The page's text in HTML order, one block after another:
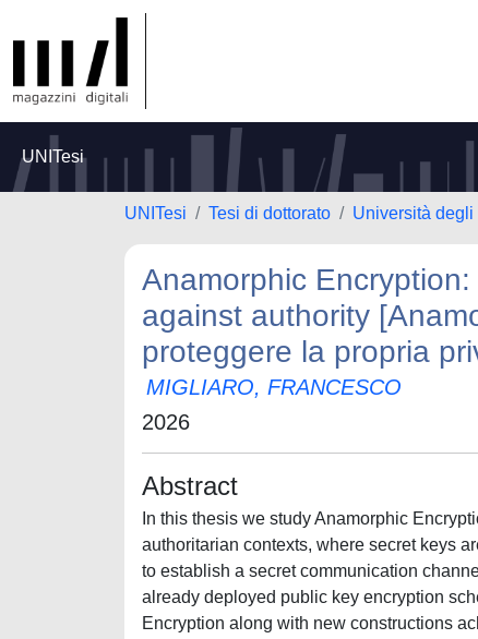
UNITesi
UNITesi Tesi di dottorato Università
Anamorphic
against authority
proteggere la propria
MIGLIARO, FRANCESCO
2026
Abstract
In this thesis we study Anamorphic
authoritarian contexts, where secret keys
to establish a secret communication
already deployed public key encryption
Encryption along with new constructions